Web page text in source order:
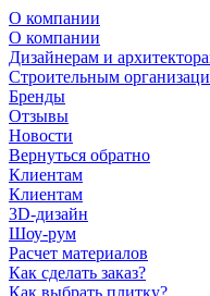
О компании
О компании
Дизайнерам и
Строительным
Бренды
Отзывы
Новости
Вернуться обратно
Клиентам
Клиентам
3D-дизайн
Шоу-рум
Расчет материалов
Как сделать заказ?
Как выбрать плитку?